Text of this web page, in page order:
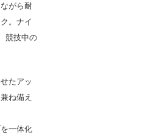
がら耐
。ナイ
競技中の
たアッ
ね備え
一体化